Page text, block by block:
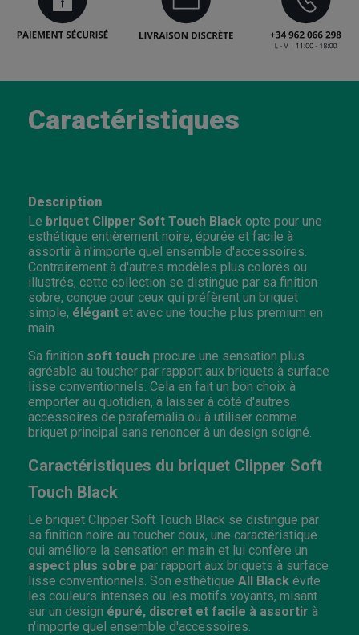
Caractéristiques
Description
Le briquet Clipper Soft Touch Black opte pour une
esthétique entièrement noire, épurée et facile à
assortir à n'importe quel ensemble d'accessoires.
Contrairement à d'autres modèles plus colorés ou
illustrés, cette collection se distingue par sa finition
sobre, conçue pour ceux qui préfèrent un briquet
simple, élégant et avec une touche plus premium en
main.
Sa finition soft touch procure une sensation plus
agréable au toucher par rapport aux briquets à surface
lisse conventionnels. Cela en fait un bon choix à
emporter au quotidien, à laisser à côté d'autres
accessoires de parafernalia ou à utiliser comme
briquet principal sans renoncer à un design soigné.
Caractéristiques du briquet Clipper Soft
Touch Black
Le briquet Clipper Soft Touch Black se distingue par
sa finition noire au toucher doux, une caractéristique
qui améliore la sensation en main et lui confère un
aspect plus sobre par rapport aux briquets à surface
lisse conventionnels. Son esthétique All Black évite
les couleurs intenses ou les motifs voyants, misant
sur un design épuré, discret et facile à assortir à
n'importe quel ensemble d'accessoires.